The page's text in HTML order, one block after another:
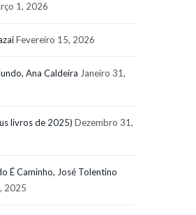
1, 2026
Fevereiro 15, 2026
Ana Caldeira Janeiro 31,
livros de 2025) Dezembro 31,
É Caminho, José Tolentino
2025